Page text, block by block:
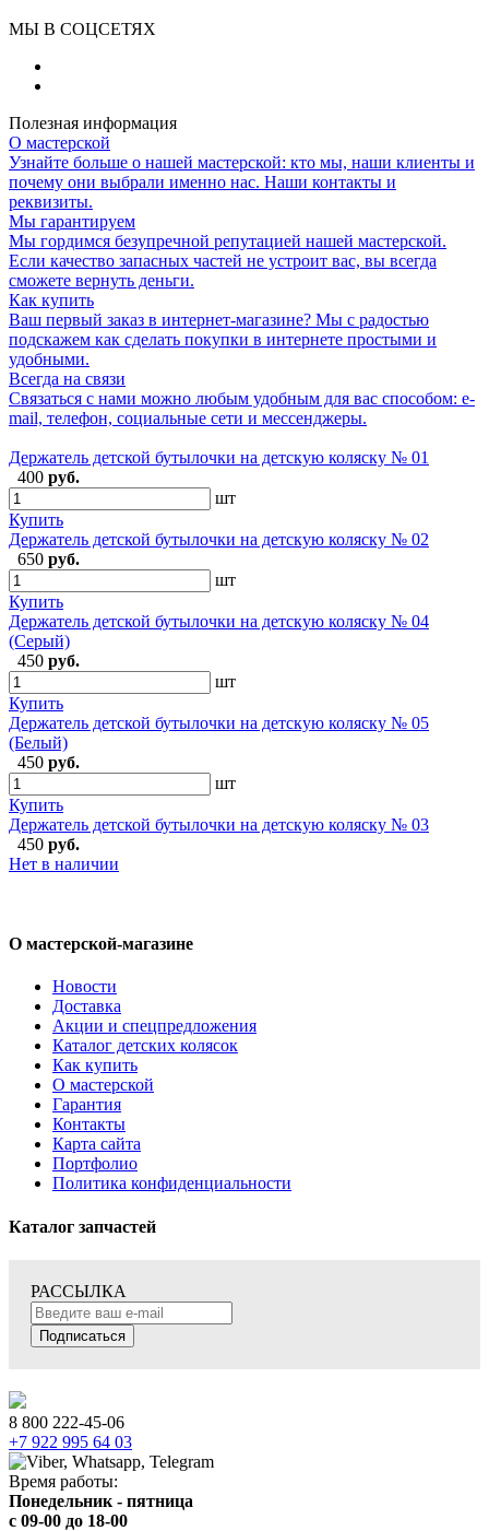
МЫ В СОЦСЕТЯХ
Полезная информация
О мастерской
Узнайте больше о нашей мастерской: кто мы, наши клиенты и
почему они выбрали именно нас. Наши контакты и
реквизиты.
Мы гарантируем
Мы гордимся безупречной репутацией нашей мастерской.
Если качество запасных частей не устроит вас, вы всегда
сможете вернуть деньги.
Как купить
Ваш первый заказ в интернет-магазине? Мы с радостью
подскажем как сделать покупки в интернете простыми и
удобными.
Всегда на связи
Связаться с нами можно любым удобным для вас способом: e-
mail, телефон, социальные сети и мессенджеры.
Держатель детской бутылочки на детскую коляску № 01
400 руб.
шт
Купить
Держатель детской бутылочки на детскую коляску № 02
650 руб.
шт
Купить
Держатель детской бутылочки на детскую коляску № 04
(Серый)
450 руб.
шт
Купить
Держатель детской бутылочки на детскую коляску № 05
(Белый)
450 руб.
шт
Купить
Держатель детской бутылочки на детскую коляску № 03
450 руб.
Нет в наличии
О мастерской-магазине
Новости
Доставка
Акции и спецпредложения
Каталог детских колясок
Как купить
О мастерской
Гарантия
Контакты
Карта сайта
Портфолио
Политика конфиденциальности
Каталог запчастей
РАССЫЛКА
Подписаться
8 800 222-45-06
+7 922 995 64 03
Время работы:
Понедельник - пятница
c 09-00 до 18-00